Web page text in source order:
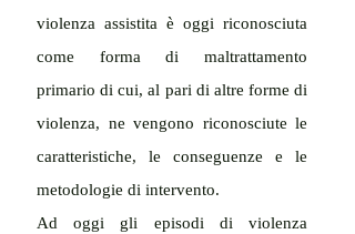
violenza assistita è oggi riconosciuta
come forma di maltrattamento
primario di cui, al pari di altre forme di
violenza, ne vengono riconosciute le
caratteristiche, le conseguenze e le
metodologie di intervento.
Ad oggi gli episodi di violenza